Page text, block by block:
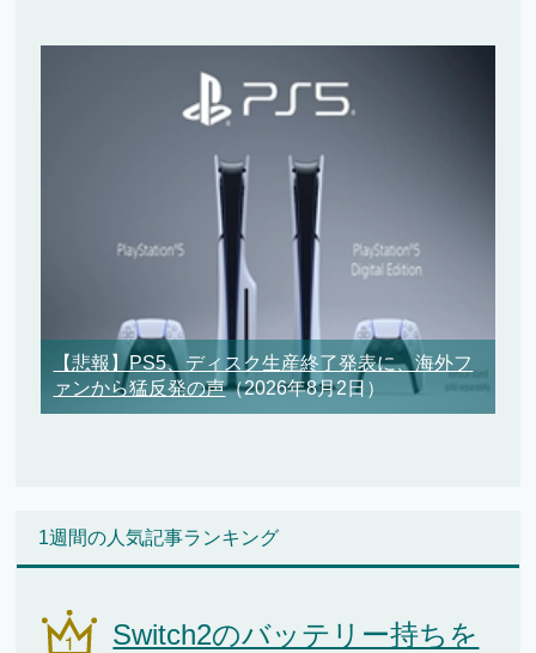
【悲報】PS5、ディスク生産終了発表に、海外フ
ァンから猛反発の声（2026年8月2日）
1週間の人気記事ランキング
Switch2のバッテリー持ちを